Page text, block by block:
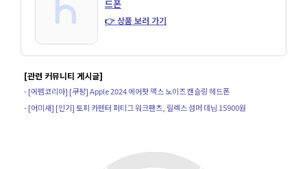
드폰
👉 상품 보러 가기
[관련 커뮤니티 게시글]
- [에펨코리아] [쿠팡] Apple 2024 에어팟 맥스 노이즈 캔슬링 헤드폰
- [어미새] [인기] 토피 카펜터 퍼티그 워크팬츠, 릴렉스 섬머 데님 15900원